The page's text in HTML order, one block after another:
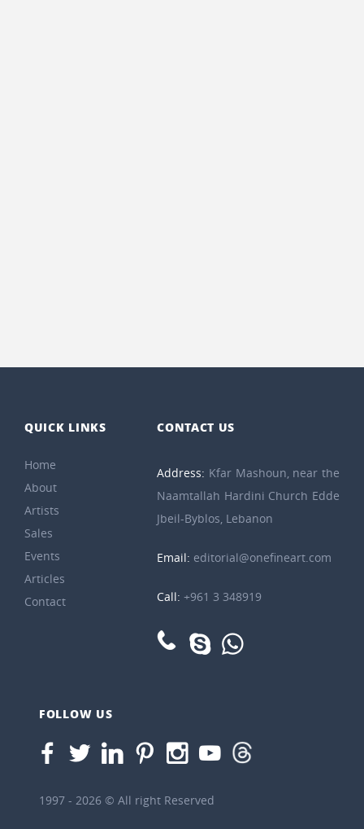
QUICK LINKS
Home
About
Artists
Sales
Events
Articles
Contact
CONTACT US
Address: Kfar Mashoun, near the
Naamtallah Hardini Church Edde
Jbeil-Byblos, Lebanon
Email: editorial@onefineart.com
Call:+961 3 348919
FOLLOW US
1997 - 2026 © All right Reserved